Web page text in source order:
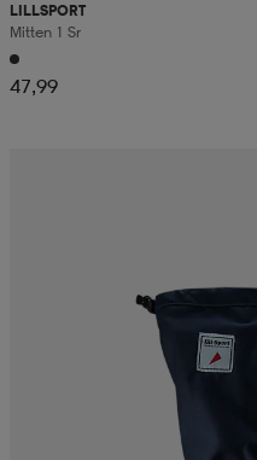
LILLSPORT
Mitten 1 Sr
47,99